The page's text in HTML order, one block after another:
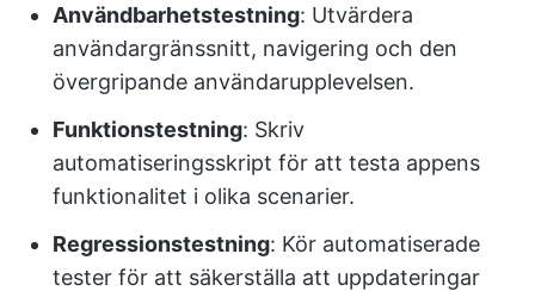
Användbarhetstestning: Utvärdera
användargränssnitt, navigering och den
övergripande användarupplevelsen.
Funktionstestning: Skriv
automatiseringsskript för att testa appens
funktionalitet i olika scenarier.
Regressionstestning: Kör automatiserade
tester för att säkerställa att uppdateringar